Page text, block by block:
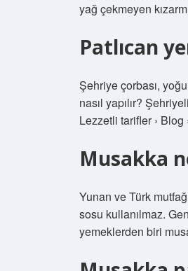
yağ çekmeyen
Patlıcan
Şehriye çorbası,
nasıl yapılır?
Lezzetli tarifler ›
Musakka
Yunan ve Türk
sosu kullanılmaz.
yemeklerden biri